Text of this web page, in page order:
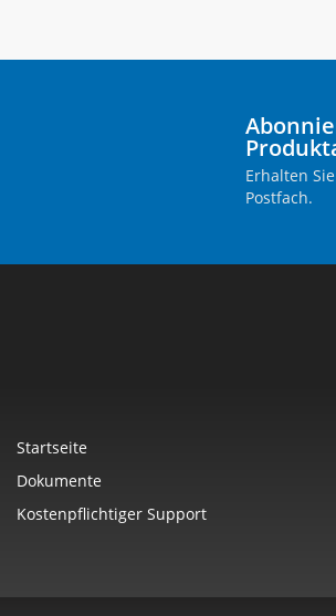
Erhalten
Postfach.
Startseite
Dokumente
Kostenpflichtiger Support